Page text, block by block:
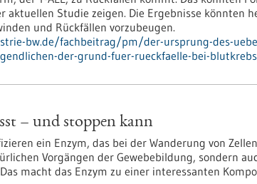
aktuellen Studie zeigen. Die Ergebnisse könnten
und Rückfällen vorzubeugen.
bw.de/fachbeitrag/pm/der-ursprung-des-
der-grund-fuer-rueckfaelle-bei-blutkrebs
– und stoppen kann
ein Enzym, das bei der Wanderung von
Vorgängen der Gewebebildung, sondern
macht das Enzym zu einer interessanten